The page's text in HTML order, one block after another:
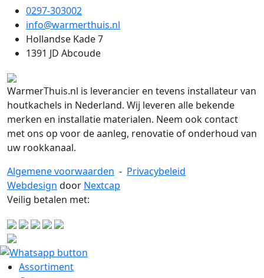
0297-303002
info@warmerthuis.nl
Hollandse Kade 7
1391 JD Abcoude
WarmerThuis.nl is leverancier en tevens installateur van
houtkachels in Nederland. Wij leveren alle bekende
merken en installatie materialen. Neem ook contact
met ons op voor de aanleg, renovatie of onderhoud van
uw rookkanaal.
Algemene voorwaarden - Privacybeleid
Webdesign door Nextcap
Veilig betalen met:
Assortiment